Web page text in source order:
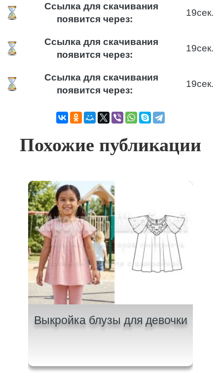
Ссылка для скачивания
появится через:
19сек.
Ссылка для скачивания
появится через:
19сек.
Ссылка для скачивания
появится через:
19сек.
Похожие публикации
Выкройка блузы для девочки